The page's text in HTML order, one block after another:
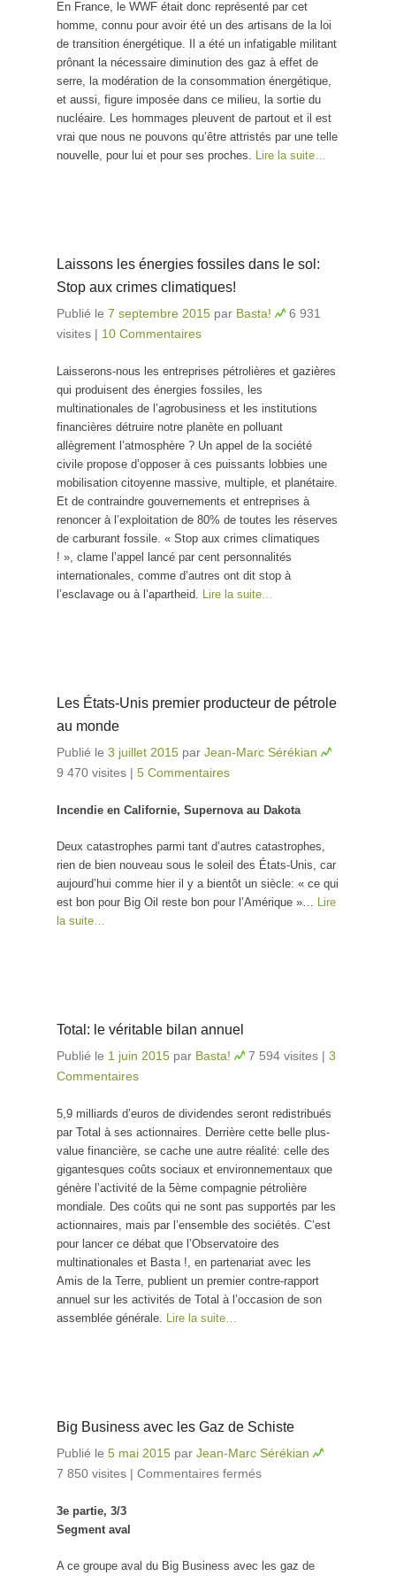
En France, le WWF était donc représenté par cet
homme, connu pour avoir été un des artisans de la loi
de transition énergétique. Il a été un infatigable militant
prônant la nécessaire diminution des gaz à effet de
serre, la modération de la consommation énergétique,
et aussi, figure imposée dans ce milieu, la sortie du
nucléaire. Les hommages pleuvent de partout et il est
vrai que nous ne pouvons qu’être attristés par une telle
nouvelle, pour lui et pour ses proches. Lire la suite…
Laissons les énergies fossiles dans le sol:
Stop aux crimes climatiques!
Publié le 7 septembre 2015 par Basta!
6 931
visites | 10 Commentaires
Laisserons-nous les entreprises pétrolières et gazières
qui produisent des énergies fossiles, les
multinationales de l’agrobusiness et les institutions
financières détruire notre planète en polluant
allègrement l’atmosphère ? Un appel de la société
civile propose d’opposer à ces puissants lobbies une
mobilisation citoyenne massive, multiple, et planétaire.
Et de contraindre gouvernements et entreprises à
renoncer à l’exploitation de 80% de toutes les réserves
de carburant fossile. « Stop aux crimes climatiques
! », clame l’appel lancé par cent personnalités
internationales, comme d’autres ont dit stop à
l’esclavage ou à l’apartheid. Lire la suite…
Les États-Unis premier producteur de pétrole
au monde
Publié le 3 juillet 2015 par Jean-Marc Sérékian
9 470 visites | 5 Commentaires
Incendie en Californie, Supernova au Dakota
Deux catastrophes parmi tant d’autres catastrophes,
rien de bien nouveau sous le soleil des États-Unis, car
aujourd’hui comme hier il y a bientôt un siècle: « ce qui
est bon pour Big Oil reste bon pour l’Amérique »… Lire
la suite…
Total: le véritable bilan annuel
Publié le 1 juin 2015 par Basta! 7 594 visites | 3
Commentaires
5,9 milliards d’euros de dividendes seront redistribués
par Total à ses actionnaires. Derrière cette belle plus-
value financière, se cache une autre réalité: celle des
gigantesques coûts sociaux et environnementaux que
génère l’activité de la 5ème compagnie pétrolière
mondiale. Des coûts qui ne sont pas supportés par les
actionnaires, mais par l’ensemble des sociétés. C’est
pour lancer ce débat que l’Observatoire des
multinationales et Basta !, en partenariat avec les
Amis de la Terre, publient un premier contre-rapport
annuel sur les activités de Total à l’occasion de son
assemblée générale. Lire la suite…
Big Business avec les Gaz de Schiste
Publié le 5 mai 2015 par Jean-Marc Sérékian
7 850 visites | Commentaires fermés
3e partie, 3/3
Segment aval
A ce groupe aval du Big Business avec les gaz de